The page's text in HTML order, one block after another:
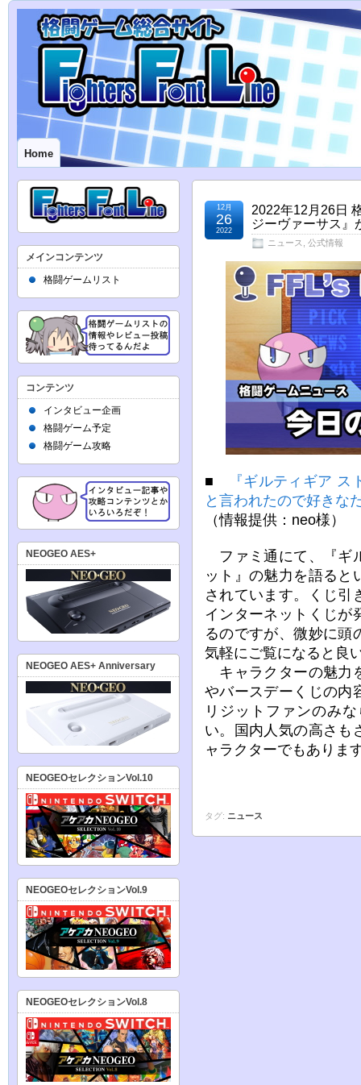
Home
2022年12月26日
ジーヴァーサス』
ニュース 公式情報
12月
26
2022
■
『ギルティギア
と言われたので好きな
（情報提供：neo様）
ファミ通にて、『ギ
ット』の魅力を語ると
されています。くじ引
インターネットくじ
るのですが、微妙に頭
気軽にご覧になると良
キャラクターの魅力
やバースデーくじの内
リジットファンのみ
い。国内人気の高さも
ャラクターでもありま
タグ: ニュース
メインコンテンツ
格闘ゲームリスト
コンテンツ
インタビュー企画
格闘ゲーム予定
格闘ゲーム攻略
NEOGEO AES+
NEOGEO AES+ Anniversary
NEOGEOセレクションVol.10
NEOGEOセレクションVol.9
NEOGEOセレクションVol.8